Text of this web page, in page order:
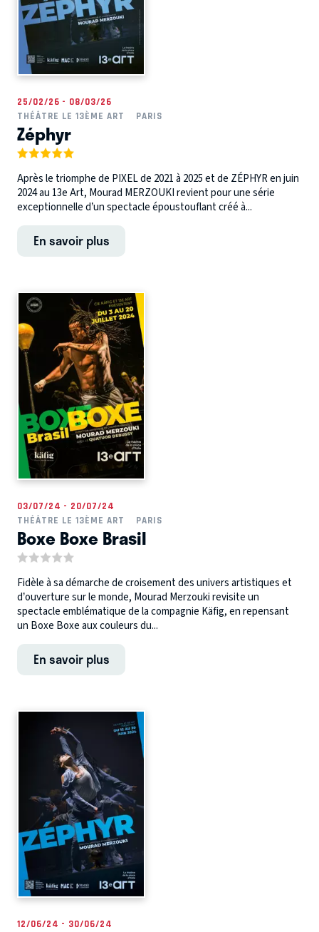
25/02/26 - 08/03/26
THÉÂTRE LE 13ÈME ART
PARIS
Zéphyr
Après le triomphe de PIXEL de 2021 à 2025 et de ZÉPHYR en juin
2024 au 13e Art, Mourad MERZOUKI revient pour une série
exceptionnelle d’un spectacle époustouflant créé à...
En savoir plus
03/07/24 - 20/07/24
THÉÂTRE LE 13ÈME ART
PARIS
Boxe Boxe Brasil
Fidèle à sa démarche de croisement des univers artistiques et
d’ouverture sur le monde, Mourad Merzouki revisite un
spectacle emblématique de la compagnie Käfig, en repensant
un Boxe Boxe aux couleurs du...
En savoir plus
12/06/24 - 30/06/24